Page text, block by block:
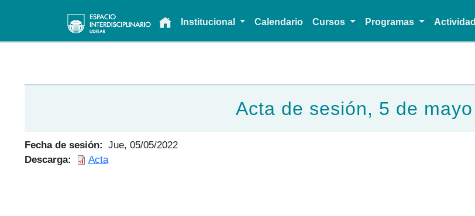
Main navigationInstitucional Calendario Cursos Programas
Acta de sesión, 5 de
Fecha de sesión
Jue, 05/05/2022
Descarga
Acta